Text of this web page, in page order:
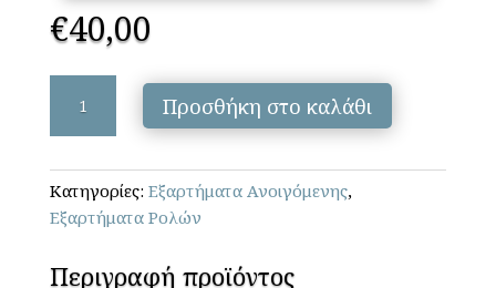
€40,00
Κλειδι
απασφαλισης
για
μπρατσα
30
Προσθήκη στο καλάθι
Κατηγορίες: Εξαρτήματα Ανοιγόμενης,
Εξαρτήματα Ρολών
Περιγραφή προϊόντος